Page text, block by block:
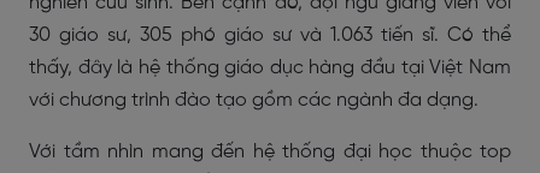
30 giáo sư, 305 phó giáo sư và 1.063 tiến sĩ. Có thể
thấy, đây là hệ thống giáo dục hàng đầu tại Việt Nam
với chương trình đào tạo gồm các ngành đa dạng.
Với tầm nhìn mang đến hệ thống đại học thuộc top